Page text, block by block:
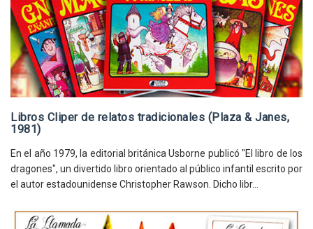
Libros Cliper de relatos tradicionales (Plaza & Janes,
1981)
En el año 1979, la editorial británica Usborne publicó "El libro de los
dragones", un divertido libro orientado al público infantil escrito por
el autor estadounidense Christopher Rawson. Dicho libr...